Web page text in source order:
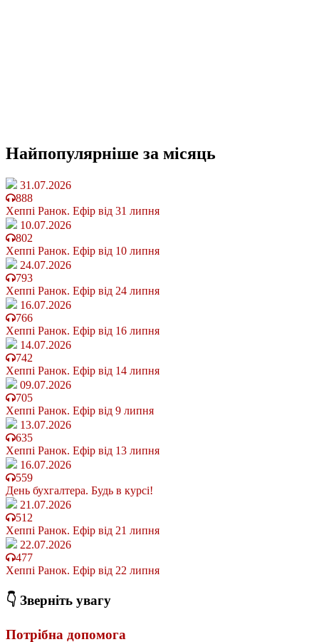
Найпопулярніше за місяць
31.07.2026
888
Хеппі Ранок. Ефір від 31 липня
10.07.2026
802
Хеппі Ранок. Ефір від 10 липня
24.07.2026
793
Хеппі Ранок. Ефір від 24 липня
16.07.2026
766
Хеппі Ранок. Ефір від 16 липня
14.07.2026
742
Хеппі Ранок. Ефір від 14 липня
09.07.2026
705
Хеппі Ранок. Ефір від 9 липня
13.07.2026
635
Хеппі Ранок. Ефір від 13 липня
16.07.2026
559
День бухгалтера. Будь в курсі!
21.07.2026
512
Хеппі Ранок. Ефір від 21 липня
22.07.2026
477
Хеппі Ранок. Ефір від 22 липня
👇 Зверніть увагу
Потрібна допомога